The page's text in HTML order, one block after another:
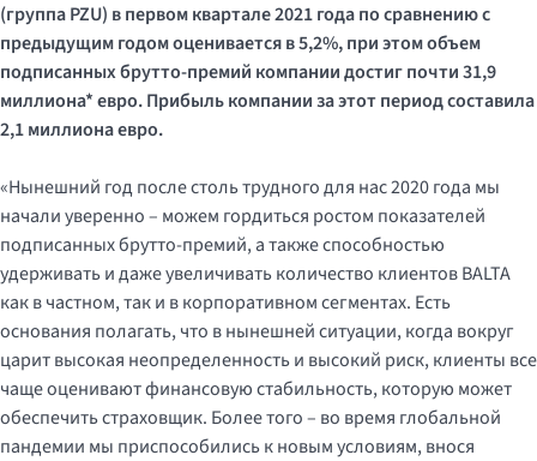
(группа PZU) в первом квартале 2021 года по сравнению с
предыдущим годом оценивается в 5,2%, при этом объем
подписанных брутто-премий компании достиг почти 31,9
миллиона* евро. Прибыль компании за этот период составила
2,1 миллиона евро.
«Нынешний год после столь трудного для нас 2020 года мы
начали уверенно – можем гордиться ростом показателей
подписанных брутто-премий, а также способностью
удерживать и даже увеличивать количество клиентов BALTA
как в частном, так и в корпоративном сегментах. Есть
основания полагать, что в нынешней ситуации, когда вокруг
царит высокая неопределенность и высокий риск, клиенты все
чаще оценивают финансовую стабильность, которую может
обеспечить страховщик. Более того – во время глобальной
пандемии мы приспособились к новым условиям, внося